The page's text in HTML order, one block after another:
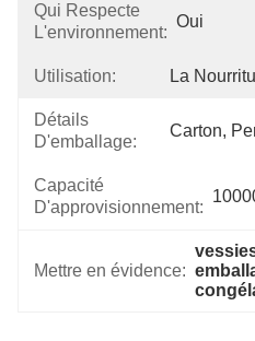
Qui Respecte
L'environnement:
Oui
Utilisation: La
Détails
D'emballage:
Carton,
Capacité
D'approvisionnement:
Mettre en évidence: